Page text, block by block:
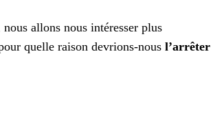
allons nous intéresser plus
quelle raison devrions-nous l’arrêter